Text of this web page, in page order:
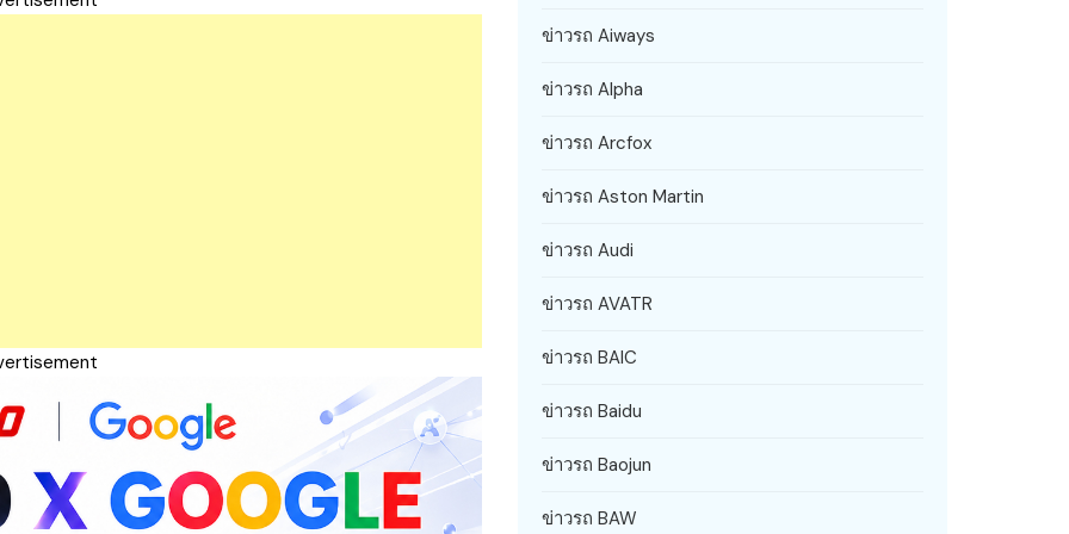
ข่าวรถ Aiways
ข่าวรถ Alpha
ข่าวรถ Arcfox
ข่าวรถ Aston Martin
ข่าวรถ Audi
ข่าวรถ AVATR
ข่าวรถ BAIC
ข่าวรถ Baidu
ข่าวรถ Baojun
ข่าวรถ BAW